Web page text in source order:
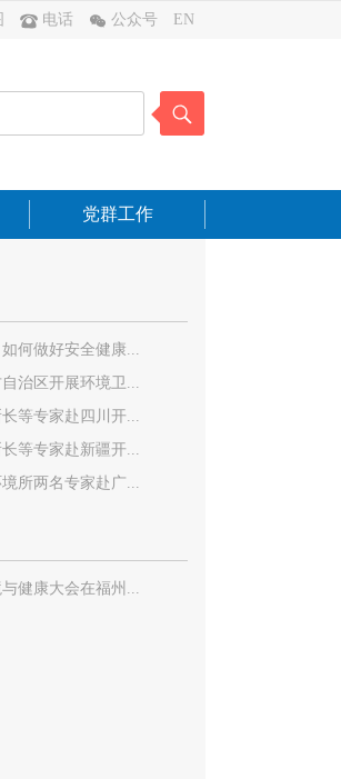
电话 公众号 EN
党群工作
何做好安全健康...
治区开展环境卫...
等专家赴四川开...
等专家赴新疆开...
所两名专家赴广...
健康大会在福州...